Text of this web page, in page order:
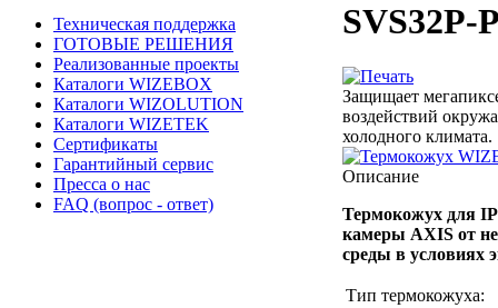
Техническая поддержка
ГОТОВЫЕ РЕШЕНИЯ
Реализованные проекты
Каталоги WIZEBOX
Каталоги WIZOLUTION
Каталоги WIZETEK
Сертификаты
Гарантийный сервис
Пресса о нас
FAQ (вопрос - ответ)
SVS32P-
Защищает
воздействий
холодного климата.
Описание
Термокожух для
камеры AXIS от
среды в условиях
Тип термокожуха: